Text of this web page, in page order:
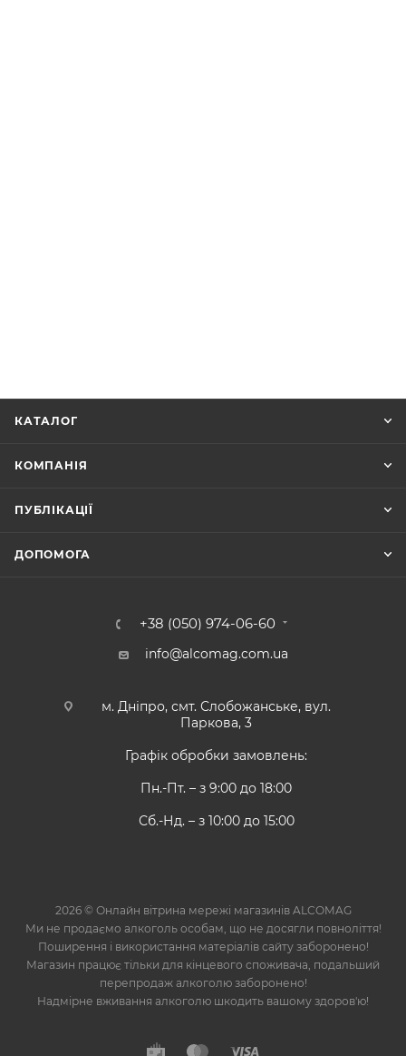
КАТАЛОГ
КОМПАНІЯ
ПУБЛІКАЦІЇ
ДОПОМОГА
+38 (050) 974-06-60
info@alcomag.com.ua
м. Дніпро, смт. Слобожанське, вул.
Паркова, 3
Графік обробки замовлень:
Пн.-Пт. – з 9:00 до 18:00
Сб.-Нд. – з 10:00 до 15:00
2026 © Онлайн вітрина мережі магазинів ALCOMAG
Ми не продаємо алкоголь особам, що не досягли повноліття!
Поширення і використання матеріалів сайту заборонено!
Магазин працює тільки для кінцевого споживача, подальший
перепродаж алкоголю заборонено!
Надмірне вживання алкоголю шкодить вашому здоров'ю!